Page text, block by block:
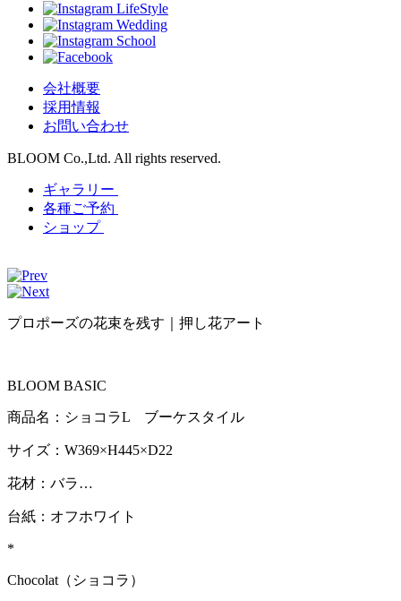
LifeStyle
Wedding
School
会社概要
採用情報
お問い合わせ
BLOOM Co.,Ltd. All rights reserved.
ギャラリー
各種ご予約
ショップ
プロポーズの花束を残す｜押し花アート
BLOOM BASIC
商品名：ショコラL ブーケスタイル
サイズ：W369×H445×D22
花材：バラ…
台紙：オフホワイト
*
Chocolat（ショコラ）